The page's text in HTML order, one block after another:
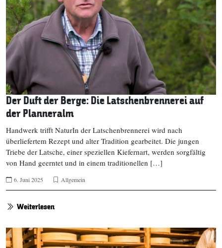
Der Duft der Berge: Die Latschenbrennerei auf
der Planneralm
Handwerk trifft NaturIn der Latschenbrennerei wird nach
überliefertem Rezept und alter Tradition gearbeitet. Die jungen
Triebe der Latsche, einer speziellen Kiefernart, werden sorgfältig
von Hand geerntet und in einem traditionellen […]
6. Juni 2025 Allgemein
Weiterlesen